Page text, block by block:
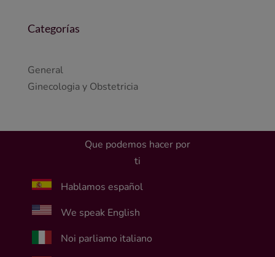
Categorías
General
Ginecologia y Obstetricia
Que podemos hacer por
ti
Hablamos español
We speak English
Noi parliamo italiano